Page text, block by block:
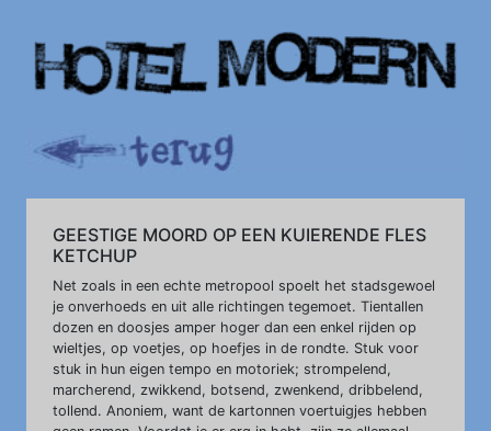
GEESTIGE MOORD OP EEN KUIERENDE FLES
KETCHUP
Net zoals in een echte metropool spoelt het stadsgewoel
je onverhoeds en uit alle richtingen tegemoet. Tientallen
dozen en doosjes amper hoger dan een enkel rijden op
wieltjes, op voetjes, op hoefjes in de rondte. Stuk voor
stuk in hun eigen tempo en motoriek; strompelend,
marcherend, zwikkend, botsend, zwenkend, dribbelend,
tollend. Anoniem, want de kartonnen voertuigjes hebben